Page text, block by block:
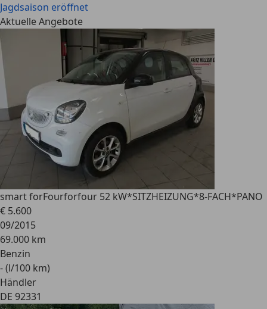
Jagdsaison eröffnet
Aktuelle Angebote
smart forFourforfour 52 kW*SITZHEIZUNG*8-FACH*PANO
€ 5.600
09/2015
69.000 km
Benzin
- (l/100 km)
Händler
DE 92331